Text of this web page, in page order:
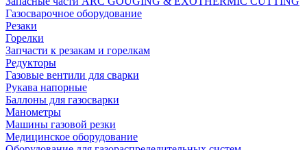
Газосварочное оборудование
Резаки
Горелки
Запчасти к резакам и горелкам
Редукторы
Газовые вентили для сварки
Рукава напорные
Баллоны для газосварки
Манометры
Машины газовой резки
Медицинское оборудование